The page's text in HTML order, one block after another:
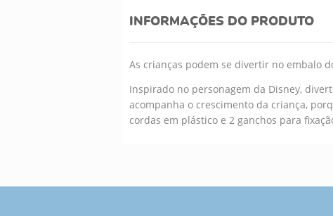
INFORMAÇÕES DO PRODUTO
As crianças podem se divertir no embalo
Inspirado no personagem da Disney,
acompanha o crescimento da criança,
cordas em plástico e 2 ganchos para